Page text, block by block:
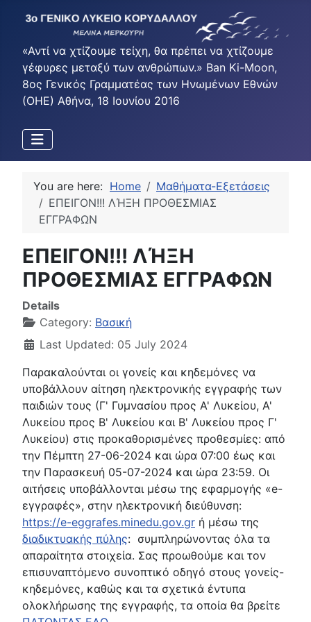
«Αντί να χτίζουμε τείχη, θα πρέπει να χτίζουμε
γέφυρες μεταξύ των ανθρώπων.» Ban Ki-Moon,
8ος Γενικός Γραμματέας των Ηνωμένων Εθνών
(ΟΗΕ) Αθήνα, 18 Ιουνίου 2016
You are here: Home
Μαθήματα-Εξετάσεις
ΕΠΕΙΓΟΝ!!! ΛΉΞΗ ΠΡΟΘΕΣΜΙΑΣ
ΕΓΓΡΑΦΩΝ
ΕΠΕΙΓΟΝ!!! ΛΉΞΗ
ΠΡΟΘΕΣΜΙΑΣ ΕΓΓΡΑΦΩΝ
Details
Category: Βασική
Last Updated: 05 July 2024
Παρακαλούνται οι γονείς και κηδεμόνες να
υποβάλλουν αίτηση ηλεκτρονικής εγγραφής των
παιδιών τους (Γ' Γυμνασίου προς Α' Λυκείου, Α'
Λυκείου προς Β' Λυκείου και Β' Λυκείου προς Γ'
Λυκείου) στις προκαθορισμένες προθεσμίες: από
την Πέμπτη 27-06-2024 και ώρα 07:00 έως και
την Παρασκευή 05-07-2024 και ώρα 23:59. Οι
αιτήσεις υποβάλλονται μέσω της εφαρμογής «e-
εγγραφές», στην ηλεκτρονική διεύθυνση:
https://e-eggrafes.minedu.gov.gr ή μέσω της
διαδικτυακής πύλης: συμπληρώνοντας όλα τα
απαραίτητα στοιχεία. Σας προωθούμε και τον
επισυναπτόμενο συνοπτικό οδηγό στους γονείς-
κηδεμόνες, καθώς και τα σχετικά έντυπα
ολοκλήρωσης της εγγραφής, τα οποία θα βρείτε